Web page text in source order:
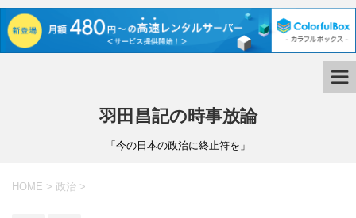
羽田昌記の時事放論
「今の日本の政治に終止符を」
HOME > 政治 >